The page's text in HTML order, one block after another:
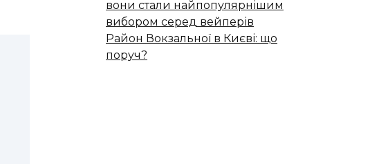
вони стали найпопулярнішим
вибором серед вейперів
Район Вокзальної в Києві: що
поруч?